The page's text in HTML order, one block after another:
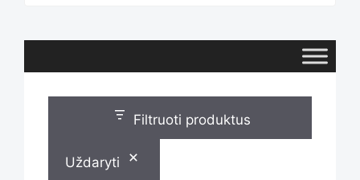
Filtruoti produktus
Uždaryti